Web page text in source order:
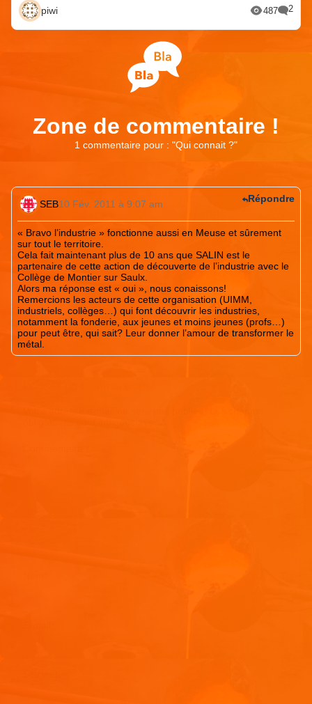
piwi 487 2
Zone de commentaire !
1 commentaire pour : "Qui connait ?"
SEB10 Fév. 2011 à 9:07 am
« Bravo l’industrie » fonctionne aussi en Meuse et sûrement
sur tout le territoire.
Cela fait maintenant plus de 10 ans que SALIN est le
partenaire de cette action de découverte de l’industrie avec le
Collège de Montier sur Saulx.
Alors ma réponse est « oui », nous conaissons!
Remercions les acteurs de cette organisation (UIMM,
industriels, collèges…) qui font découvrir les industries,
notamment la fonderie, aux jeunes et moins jeunes (profs…)
pour peut être, qui sait? Leur donner l’amour de transformer le
métal.
Répondre